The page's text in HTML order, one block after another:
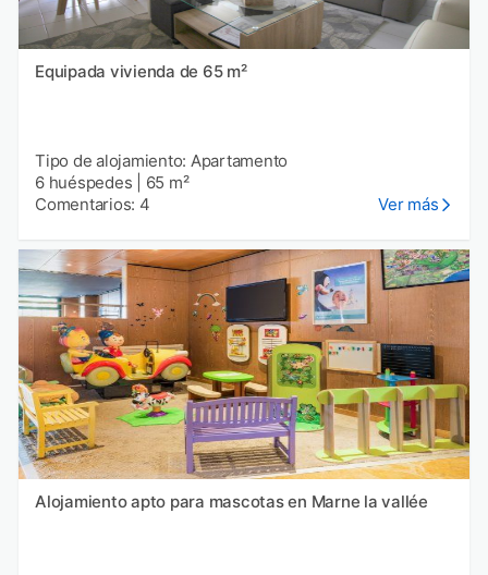
Equipada vivienda de 65 m²
Tipo de alojamiento: Apartamento
6 huéspedes
65 m²
Comentarios: 4
Ver más
Alojamiento apto para mascotas en Marne la vallée